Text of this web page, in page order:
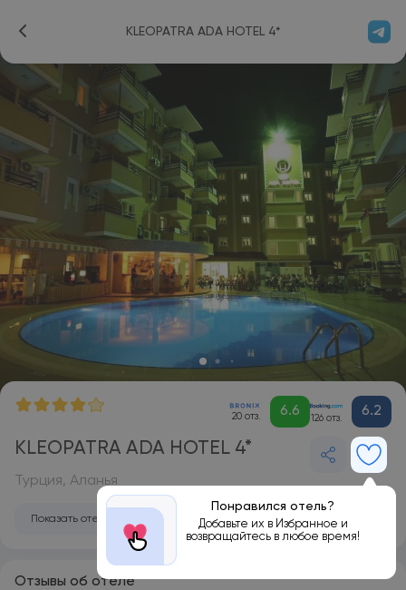
KLEOPATRA ADA HOTEL 4*
20 отз. 6.6 126 отз. 6.2
KLEOPATRA ADA HOTEL 4*
Понравился отель?
Добавьте их в Избранное и
возвращайтесь в любое время!
Турция, Аланья
Показать отель на карте
Отзывы об отеле